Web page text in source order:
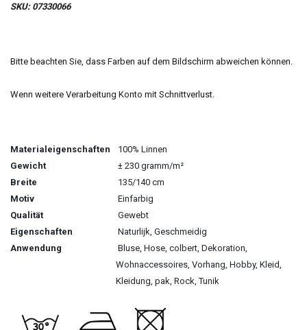
SKU: 07330066
Bitte beachten Sie, dass Farben auf dem Bildschirm abweichen können.
Wenn weitere Verarbeitung Konto mit Schnittverlust.
Materialeigenschaften
100% Linnen
Gewicht
± 230 gramm/m²
Breite
135/140 cm
Motiv
Einfarbig
Qualität
Gewebt
Eigenschaften
Naturlijk, Geschmeidig
Anwendung
Bluse, Hose, colbert, Dekoration,
Wohnaccessoires, Vorhang, Hobby, Kleid,
Kleidung, pak, Rock, Tunik